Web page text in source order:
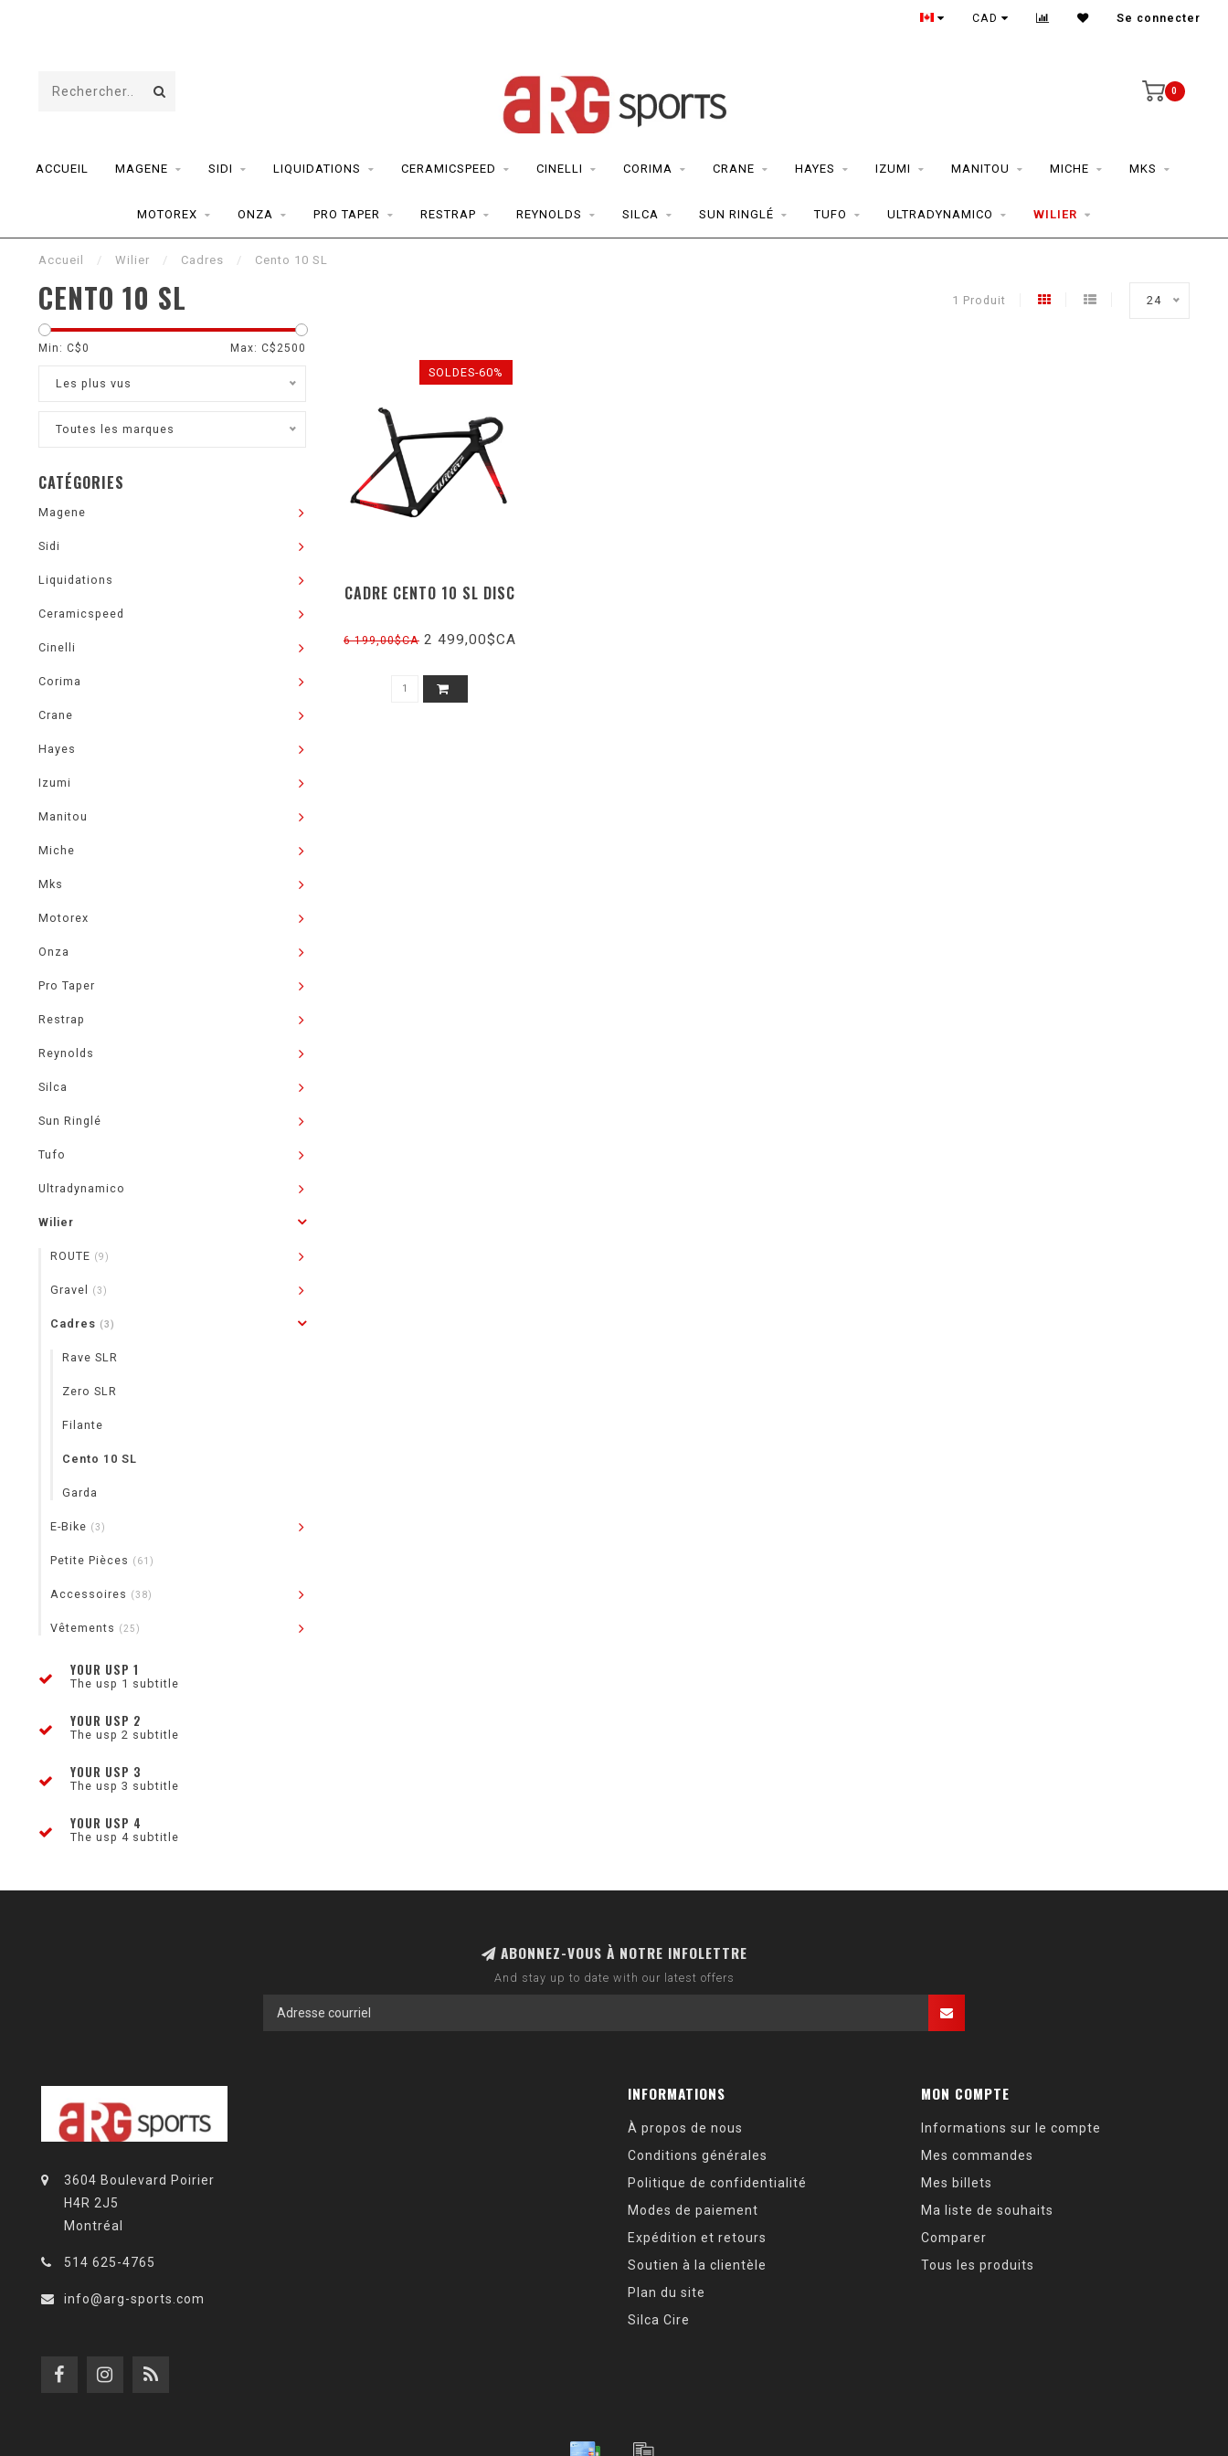
CAD Se connecter
0
ACCUEIL MAGENE SIDI LIQUIDATIONS CERAMICSPEED CINELLI CORIMA CRANE HAYES IZUMI MANITOU MICHE MKS
MOTOREX ONZA PRO TAPER RESTRAP REYNOLDS SILCA SUN RINGLÉ TUFO ULTRADYNAMICO WILIER
Accueil / Wilier / Cadres / Cento 10 SL
CENTO 10 SL 1 Produit 24
Min: C$0 Max: C$ 2500
Les plus vus
Toutes les marques
CATÉGORIES
Magene
Sidi
Liquidations
Ceramicspeed
Cinelli
Corima
Crane
Hayes
Izumi
Manitou
Miche
Mks
Motorex
Onza
Pro Taper
Restrap
Reynolds
Silca
Sun Ringlé
Tufo
Ultradynamico
Wilier
ROUTE (9)
Gravel (3)
Cadres (3)
Rave SLR
Zero SLR
Filante
Cento 10 SL
Garda
E-Bike (3)
Petite Pièces (61)
Accessoires (38)
Vêtements (25)
YOUR USP 1
The usp 1 subtitle
YOUR USP 2
The usp 2 subtitle
YOUR USP 3
The usp 3 subtitle
YOUR USP 4
The usp 4 subtitle
SOLDES-60%
CADRE CENTO 10 SL DISC
6 199,00$CA2 499,00$CA
ABONNEZ-VOUS À NOTRE INFOLETTRE
And stay up to date with our latest offers
3604 Boulevard Poirier
H4R 2J5
Montréal
514 625-4765
info@arg-sports.com
INFORMATIONS
À propos de nous
Conditions générales
Politique de confidentialité
Modes de paiement
Expédition et retours
Soutien à la clientèle
Plan du site
Silca Cire
MON COMPTE
Informations sur le compte
Mes commandes
Mes billets
Ma liste de souhaits
Comparer
Tous les produits